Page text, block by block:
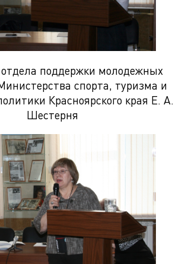
поддержки молодежных
спорта, туризма и
Красноярского края Е. А.
Шестерня